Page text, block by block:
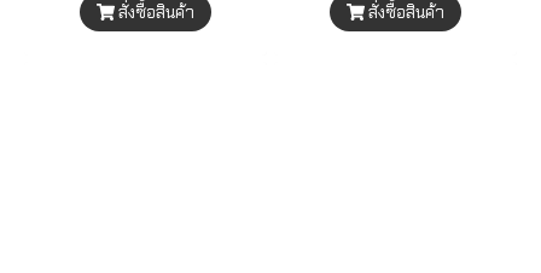
สั่งซื้อสินค้า สั่งซื้อสินค้า